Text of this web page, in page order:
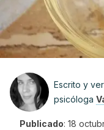
Escrito y
psicóloga
Publicado: 18